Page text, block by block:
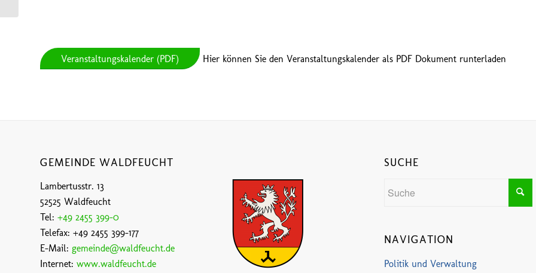
Veranstaltungskalender (PDF) Hier können Sie den Veranstaltungskalender als PDF Dokument runterladen
GEMEINDE WALDFEUCHT
Lambertusstr. 13
52525 Waldfeucht
Tel: +49 2455 399-0
Telefax: +49 2455 399-177
E-Mail: gemeinde@waldfeucht.de
Internet: www.waldfeucht.de
SUCHE
NAVIGATION
Politik und Verwaltung